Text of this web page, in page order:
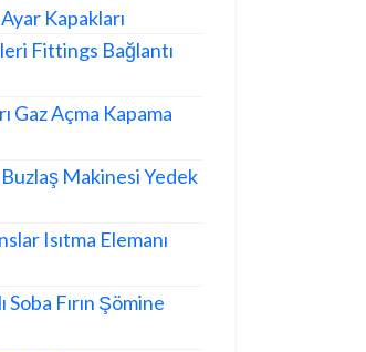
Kapakları
Fittings Bağlantı
Gaz Açma Kapama
Makinesi Yedek
Isıtma Elemanı
Soba Fırın Şömine